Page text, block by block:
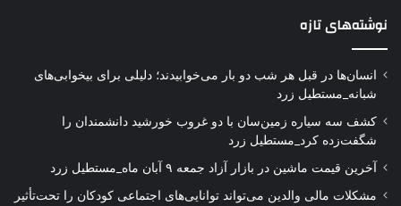
نوشته‌های تازه
انسان‌ها در قبل هر شب دو بار می‌خوابیدند؛ دلیلی برای بیخوابی‌های
شبانه_مستطیل زرد
کشف سه سیاره زمین‌سان با دو غروب خورشید دانشمندان را
شگفت‌زده کرد_مستطیل زرد
آخرین قیمت ماشین در بازار آزاد جمعه ۹ آبان ماه_مستطیل زرد
مشکلات مالی والدین می‌تواند توانایی‌های اجتماعی کودکان را تحت‌تأثیر